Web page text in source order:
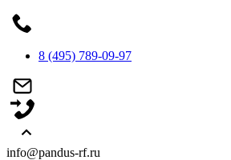
8 (495) 789-09-97
info@pandus-rf.ru